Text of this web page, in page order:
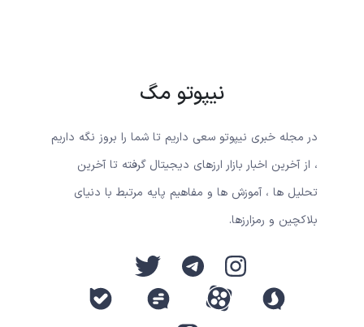
نیپوتو مگ
در مجله خبری نیپوتو سعی داریم تا شما را بروز نگه داریم
، از آخرین اخبار بازار ارزهای دیجیتال گرفته تا آخرین
تحلیل ها ، آموزش ها و مفاهیم پایه مرتبط با دنیای
بلاکچین و رمزارزها.